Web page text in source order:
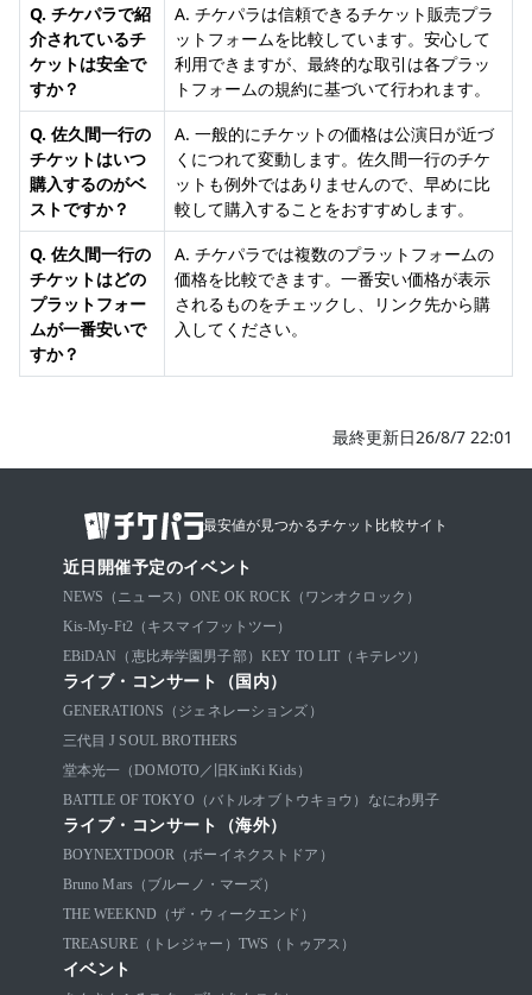
Q. チケパラで紹
介されているチ
ケットは安全で
すか？
A. チケパラは信頼できるチケット販売プラ
ットフォームを比較しています。安心して
利用できますが、最終的な取引は各プラッ
トフォームの規約に基づいて行われます。
Q. 佐久間一行の
チケットはいつ
購入するのがベ
ストですか？
A. 一般的にチケットの価格は公演日が近づ
くにつれて変動します。佐久間一行のチケ
ットも例外ではありませんので、早めに比
較して購入することをおすすめします。
Q. 佐久間一行の
チケットはどの
プラットフォー
ムが一番安いで
すか？
A. チケパラでは複数のプラットフォームの
価格を比較できます。一番安い価格が表示
されるものをチェックし、リンク先から購
入してください。
最終更新日26/8/7 22:01
最安値が見つかるチケット比較サイト
近日開催予定のイベント
NEWS（ニュース） ONE OK ROCK（ワンオクロック）
Kis-My-Ft2（キスマイフットツー）
EBiDAN（恵比寿学園男子部） KEY TO LIT（キテレツ）
ライブ・コンサート（国内）
GENERATIONS（ジェネレーションズ）
三代目 J SOUL BROTHERS
堂本光一（DOMOTO／旧KinKi Kids）
BATTLE OF TOKYO（バトルオブトウキョウ）
なにわ男子
ライブ・コンサート（海外）
BOYNEXTDOOR（ボーイネクストドア）
Bruno Mars（ブルーノ・マーズ）
THE WEEKND（ザ・ウィークエンド）
TREASURE（トレジャー） TWS（トゥアス）
イベント